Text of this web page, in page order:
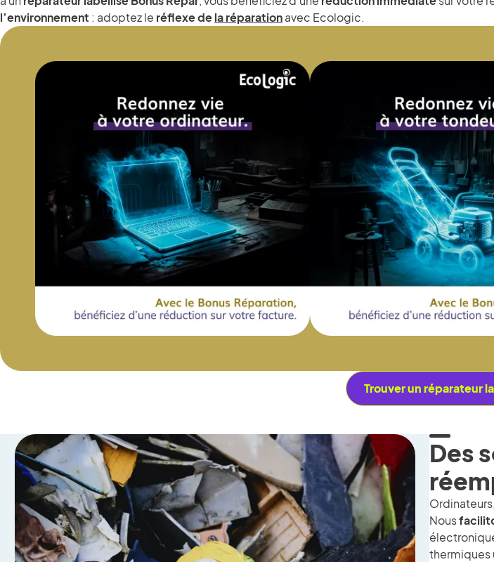
l’environnement : adoptez le réflexe dela réparationavec Ecologic.
Trouver un réparateur
Des
Nous
thermiques